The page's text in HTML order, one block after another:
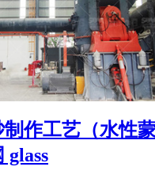
作工艺（水性
glass